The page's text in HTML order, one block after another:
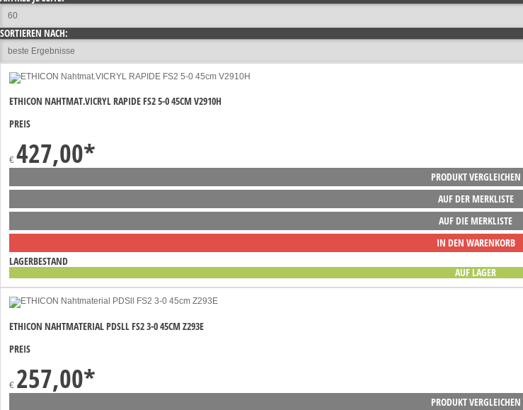
SORTIEREN NACH:
ETHICON NAHTMAT.VICRYL RAPIDE FS2 5-0 45CM V2910H
PREIS
€ 427,00*
PRODUKT VERGLEICHEN
AUF DER MERKLISTE
AUF DIE MERKLISTE
IN DEN WARENKORB
LAGERBESTAND
AUF LAGER
ETHICON NAHTMATERIAL PDSLL FS2 3-0 45CM Z293E
PREIS
€ 257,00*
PRODUKT VERGLEICHEN